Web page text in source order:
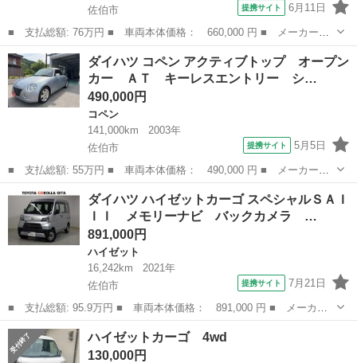
佐伯市
提携サイト 6月11日
■ 支払総額: 76万円 ■ 車両本体価格： 660,000 円 ■ メーカー
名： ダイハツ ■ 車種名： ハイゼットカーゴ ■ グレード名：
クルーズターボＳＡＩＩＩ ■ 排気量： 660cc ■ ドア枚数： 5D
■ ...
大分 佐伯市 ハイゼット
ダイハツ コペン アクティブトップ オープン
カー ＡＴ キーレスエントリー シ…
490,000円
コペン
141,000km
2003年
佐伯市
提携サイト 5月5日
■ 支払総額: 55万円 ■ 車両本体価格： 490,000 円 ■ メーカー
名： ダイハツ ■ 車種名： コペン ■ グレード名： アクティブ
トップ オープンカー ＡＴ キーレスエントリー シートヒータ
ー アルミホイール...
大分 佐伯市 コペン
ダイハツ ハイゼットカーゴ スペシャルＳＡＩ
ＩＩ メモリーナビ バックカメラ …
891,000円
ハイゼット
16,242km
2021年
佐伯市
提携サイト 7月21日
■ 支払総額: 95.9万円 ■ 車両本体価格： 891,000 円 ■ メーカー
名： ダイハツ ■ 車種名： ハイゼットカーゴ ■ グレード名：
スペシャルＳＡＩＩＩ メモリーナビ バックカメラ 衝突被害軽減
システム Ｅ...
大分 佐伯市 ハイゼット
ハイゼットカーゴ 4wd
130,000円